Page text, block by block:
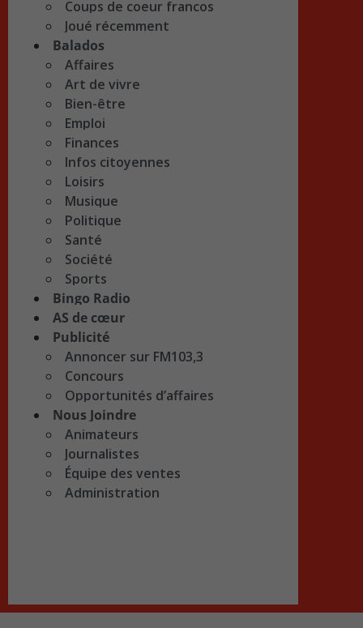
Coups de coeur francos
Joué récemment
Balados
Affaires
Art de vivre
Bien-être
Emploi
Finances
Infos citoyennes
Loisirs
Musique
Politique
Santé
Société
Sports
Bingo Radio
AS de cœur
Publicité
Annoncer sur FM103,3
Concours
Opportunités d’affaires
Nous Joindre
Animateurs
Journalistes
Équipe des ventes
Administration